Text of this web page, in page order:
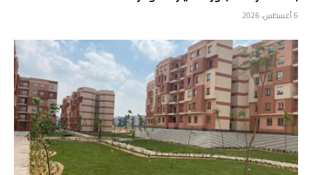
6 أغسطس، 2026